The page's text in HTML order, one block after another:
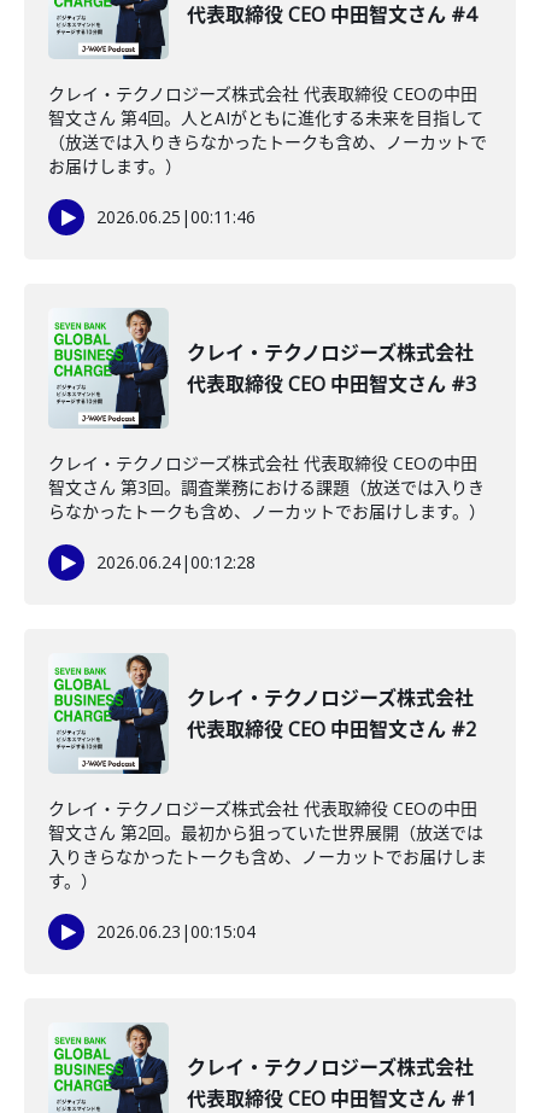
代表取締役 CEO 中田智文さん #4
クレイ・テクノロジーズ株式会社 代表取締役 CEOの中田
智文さん 第4回。人とAIがともに進化する未来を目指して
（放送では入りきらなかったトークも含め、ノーカットで
お届けします。）
2026.06.25 |00:11:46
クレイ・テクノロジーズ株式会社
代表取締役 CEO 中田智文さん #3
クレイ・テクノロジーズ株式会社 代表取締役 CEOの中田
智文さん 第3回。調査業務における課題（放送では入りき
らなかったトークも含め、ノーカットでお届けします。）
2026.06.24|00:12:28
クレイ・テクノロジーズ株式会社
代表取締役 CEO 中田智文さん #2
クレイ・テクノロジーズ株式会社 代表取締役 CEOの中田
智文さん 第2回。最初から狙っていた世界展開（放送では
入りきらなかったトークも含め、ノーカットでお届けしま
す。）
2026.06.23 |00:15:04
クレイ・テクノロジーズ株式会社
代表取締役 CEO 中田智文さん #1